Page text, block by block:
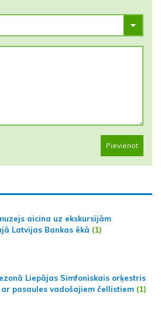
Pievienot
aicina uz ekskursijām
Latvijas Bankas ēkā (1)
Liepājas Simfoniskais orķestris
pasaules vadošajiem čellistiem (1)